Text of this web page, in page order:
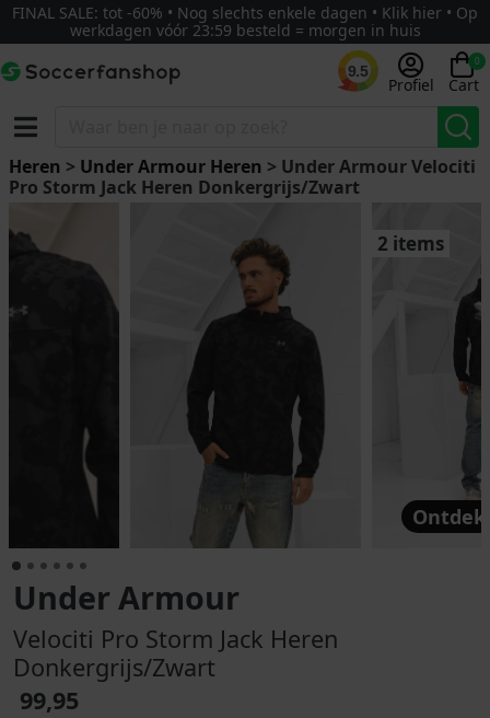
FINAL SALE: tot -60% • Nog slechts enkele dagen • Klik hier • Op
werkdagen vóór 23:59 besteld = morgen in huis
9.5
Profiel
0
Cart
Heren > Under Armour Heren > Under Armour Velociti
Pro Storm Jack Heren Donkergrijs/Zwart
2 items
Under Armour
Velociti Pro Storm Jack Heren
Donkergrijs/Zwart
99,95